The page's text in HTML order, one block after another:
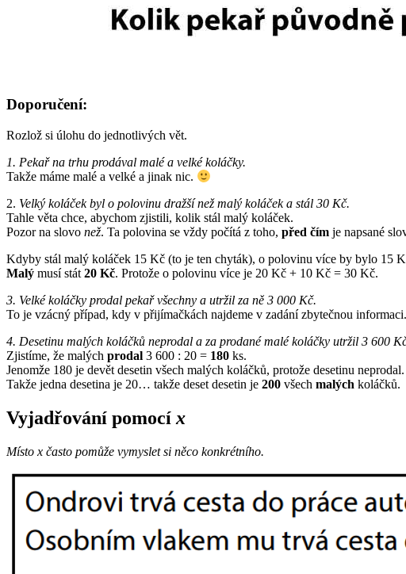
Doporučení:
Rozlož si úlohu do jednotlivých vět.
1. Pekař na trhu prodával malé a velké koláčky.
Takže máme malé a velké a jinak nic.
2. Velký koláček byl o polovinu dražší než malý koláček a stál 30 Kč.
Tahle věta chce, abychom zjistili, kolik stál malý koláček.
Pozor na slovo než. Ta polovina se vždy počítá z toho, před čím je napsané
Kdyby stál malý koláček 15 Kč (to je ten chyták), o polovinu více by bylo 15
Malý musí stát 20 Kč. Protože o polovinu více je 20 Kč + 10 Kč = 30 Kč.
3. Velké koláčky prodal pekař všechny a utržil za ně 3 000 Kč.
To je vzácný případ, kdy v přijímačkách najdeme v zadání zbytečnou
4. Desetinu malých koláčků neprodal a za prodané malé koláčky utržil 3 600
Zjistíme, že malých prodal 3 600 : 20 = 180 ks.
Jenomže 180 je devět desetin všech malých koláčků, protože desetinu neprodal.
Takže jedna desetina je 20… takže deset desetin je 200 všech malých koláčků.
Vyjadřování pomocí x
Místo x často pomůže vymyslet si něco konkrétního.